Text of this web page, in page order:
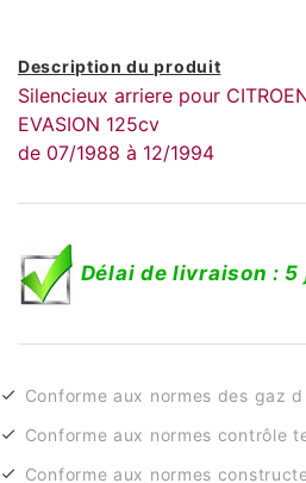
Description du produit
Silencieux arriere pour
EVASION 125cv
de 07/1988 à 12/1994
Délai de livraison : 5
Conforme aux normes des gaz
Conforme aux normes contrôle
Conforme aux normes